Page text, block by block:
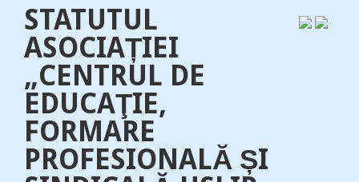
STATUTUL
ASOCIAȚIEI
„CENTRUL DE
EDUCAŢIE,
FORMARE
PROFESIONALĂ ȘI